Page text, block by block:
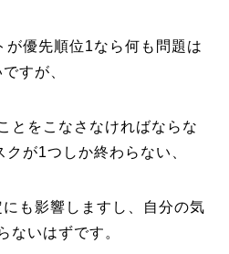
が優先順位1なら何も問題は
すが、
とをこなさなければならな
が1つしか終わらない、
も影響しますし、自分の気
ないはずです。